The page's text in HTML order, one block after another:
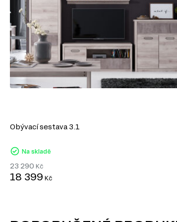
TV stolky
Komody
Konferenční stolky
Jídelní stoly
Jednolůžková postel
Manželské postele
Šatní skříň
Úložný prostor
Noční stolky
Obývací sestava 3.1
Na skladě
23 290 Kč
18 399 Kč